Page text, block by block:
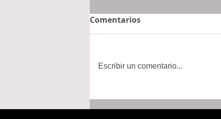
Hidalgo se suma a la
Jornada Nacional de
Comentarios
Escribir un comentario...